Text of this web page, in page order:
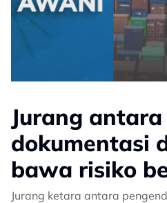
Jurang antara
dokumentasi
bawa risiko
Jurang ketara antara